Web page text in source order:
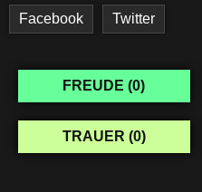
Facebook Twitter
FREUDE (0)
TRAUER (0)